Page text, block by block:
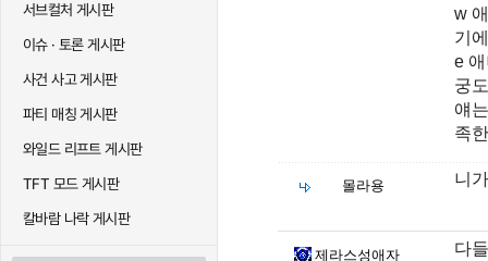
서브컬처 게시판
이슈 · 토론 게시판
사건 사고 게시판
파티 매칭 게시판
와일드 리프트 게시판
TFT 모드 게시판
칼바람 나락 게시판
w
기
e
궁
얘
족
몰라용 니
제라스성애자
다